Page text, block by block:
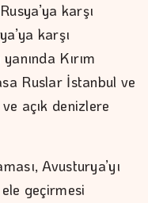
karşı
karşı
Kırım
Ruslar İstanbul ve
açık denizlere
Avusturya’yı
geçirmesi